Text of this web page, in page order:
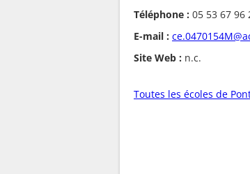
Téléphone : 05 53 67 96
E-mail :
Site Web : n.c.
Toutes les écoles de